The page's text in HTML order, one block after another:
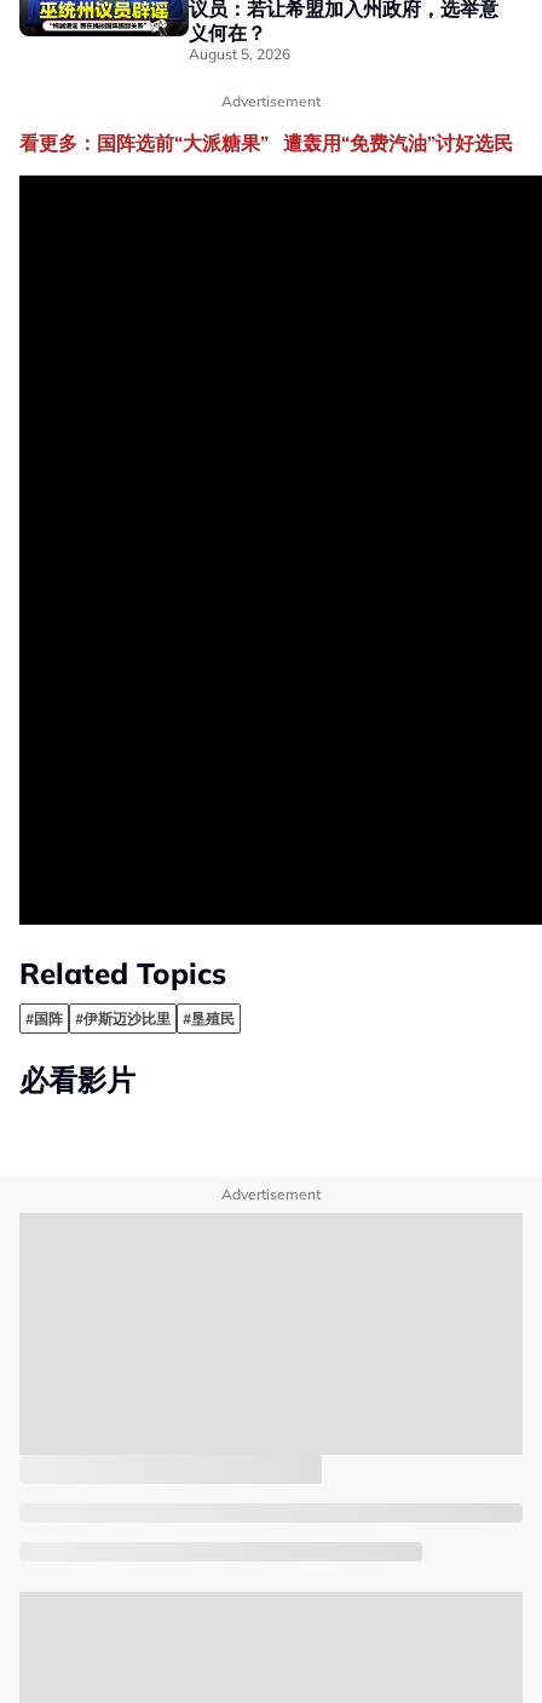
议员：若让希盟加入州政府，选举意
义何在？
August 5, 2026
Advertisement
看更多：国阵选前“大派糖果” 遭轰用“免费汽油”讨好选民
Related Topics
#国阵 #伊斯迈沙比里 #垦殖民
必看影片
Advertisement